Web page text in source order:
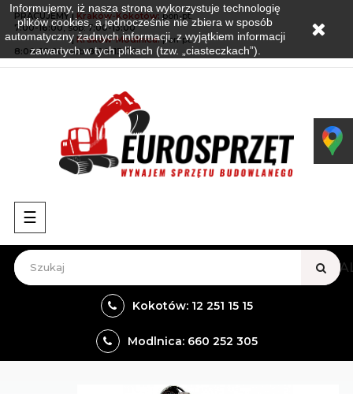
PRACUJEMY |Kraków-Kokotów: pon-pt:
7:00-16:00, sob:7:00-13:00
PRACUJEMY| Kraków-Modlnica:pon-pt:
8:00-16:00, sob:8:00-13:00
Przełącz
nawigację
☰
VIEW
Kokotów: 12 251 15 15
Modlnica: 660 252 305
Informujemy, iż nasza strona wykorzystuje technologię
plików cookies, a jednocześnie nie zbiera w sposób
automatyczny żadnych informacji, z wyjątkiem informacji
zawartych w tych plikach (tzw. „ciasteczkach”).